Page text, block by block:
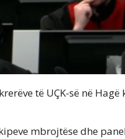
të UÇK-së në
mbrojtëse dhe